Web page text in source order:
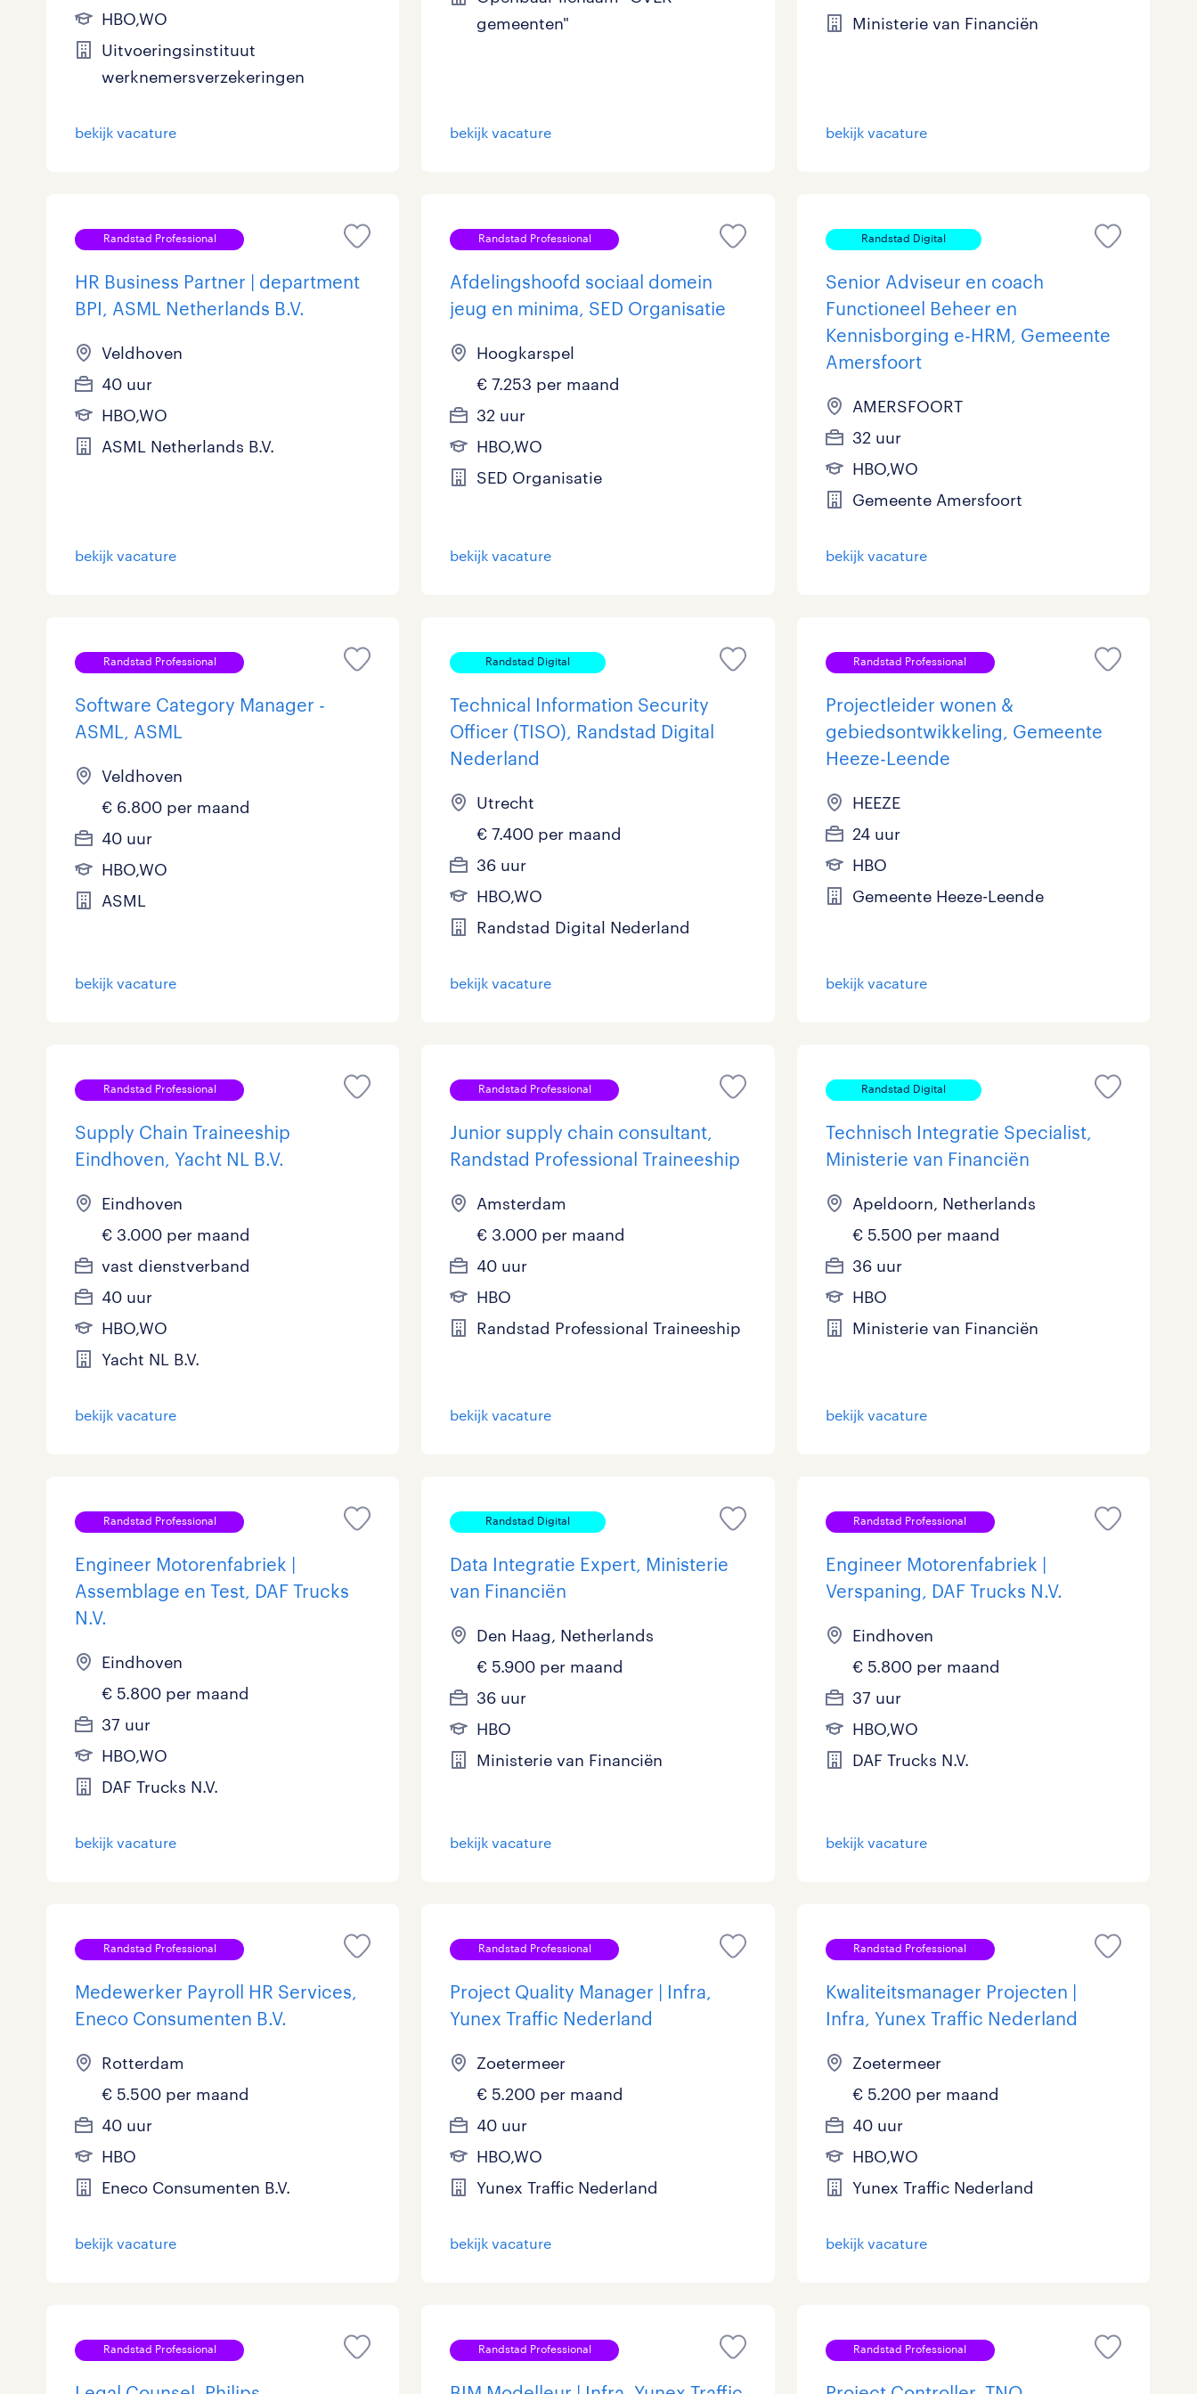
Logistiek Management / Leidinggevend Marketing & Communicatie 33
Medisch
toon 3.648 resultaten
toon 3.648 resultaten
HBO,WO
Uitvoeringsinstituut
werknemersverzekeringen
bekijk vacature
gemeenten"
bekijk vacature
Ministerie van Financiën
bekijk vacature
Randstad Professional
HR Business Partner | department
BPI, ASML Netherlands B.V.
Veldhoven
40 uur
HBO,WO
ASML Netherlands B.V.
bekijk vacature
Randstad Professional
Afdelingshoofd sociaal domein
jeug en minima, SED Organisatie
Hoogkarspel
€ 7.253 per maand
32 uur
HBO,WO
SED Organisatie
bekijk vacature
Randstad Digital
Senior Adviseur en coach
Functioneel Beheer en
Kennisborging e-HRM, Gemeente
Amersfoort
AMERSFOORT
32 uur
HBO,WO
Gemeente Amersfoort
bekijk vacature
Randstad Professional
Software Category Manager -
ASML, ASML
Veldhoven
€ 6.800 per maand
40 uur
HBO,WO
ASML
bekijk vacature
Randstad Digital
Technical Information Security
Officer (TISO), Randstad Digital
Nederland
Utrecht
€ 7.400 per maand
36 uur
HBO,WO
Randstad Digital Nederland
bekijk vacature
Randstad Professional
Projectleider wonen &
gebiedsontwikkeling, Gemeente
Heeze-Leende
HEEZE
24 uur
HBO
Gemeente Heeze-Leende
bekijk vacature
Randstad Professional
Supply Chain Traineeship
Eindhoven, Yacht NL B.V.
Eindhoven
€ 3.000 per maand
vast dienstverband
40 uur
HBO,WO
Yacht NL B.V.
bekijk vacature
Randstad Professional
Junior supply chain consultant,
Randstad Professional Traineeship
Amsterdam
€ 3.000 per maand
40 uur
HBO
Randstad Professional Traineeship
bekijk vacature
Randstad Digital
Technisch Integratie Specialist,
Ministerie van Financiën
Apeldoorn, Netherlands
€ 5.500 per maand
36 uur
HBO
Ministerie van Financiën
bekijk vacature
Randstad Professional
Engineer Motorenfabriek |
Assemblage en Test, DAF Trucks
N.V.
Eindhoven
€ 5.800 per maand
37 uur
HBO,WO
DAF Trucks N.V.
bekijk vacature
Randstad Digital
Data Integratie Expert, Ministerie
van Financiën
Den Haag, Netherlands
€ 5.900 per maand
36 uur
HBO
Ministerie van Financiën
bekijk vacature
Randstad Professional
Engineer Motorenfabriek |
Verspaning, DAF Trucks N.V.
Eindhoven
€ 5.800 per maand
37 uur
HBO,WO
DAF Trucks N.V.
bekijk vacature
Randstad Professional
Medewerker Payroll HR Services,
Eneco Consumenten B.V.
Rotterdam
€ 5.500 per maand
40 uur
HBO
Eneco Consumenten B.V.
bekijk vacature
Randstad Professional
Project Quality Manager | Infra,
Yunex Traffic Nederland
Zoetermeer
€ 5.200 per maand
40 uur
HBO,WO
Yunex Traffic Nederland
bekijk vacature
Randstad Professional
Kwaliteitsmanager Projecten |
Infra, Yunex Traffic Nederland
Zoetermeer
€ 5.200 per maand
40 uur
HBO,WO
Yunex Traffic Nederland
bekijk vacature
Randstad Professional Randstad Professional Randstad Professional